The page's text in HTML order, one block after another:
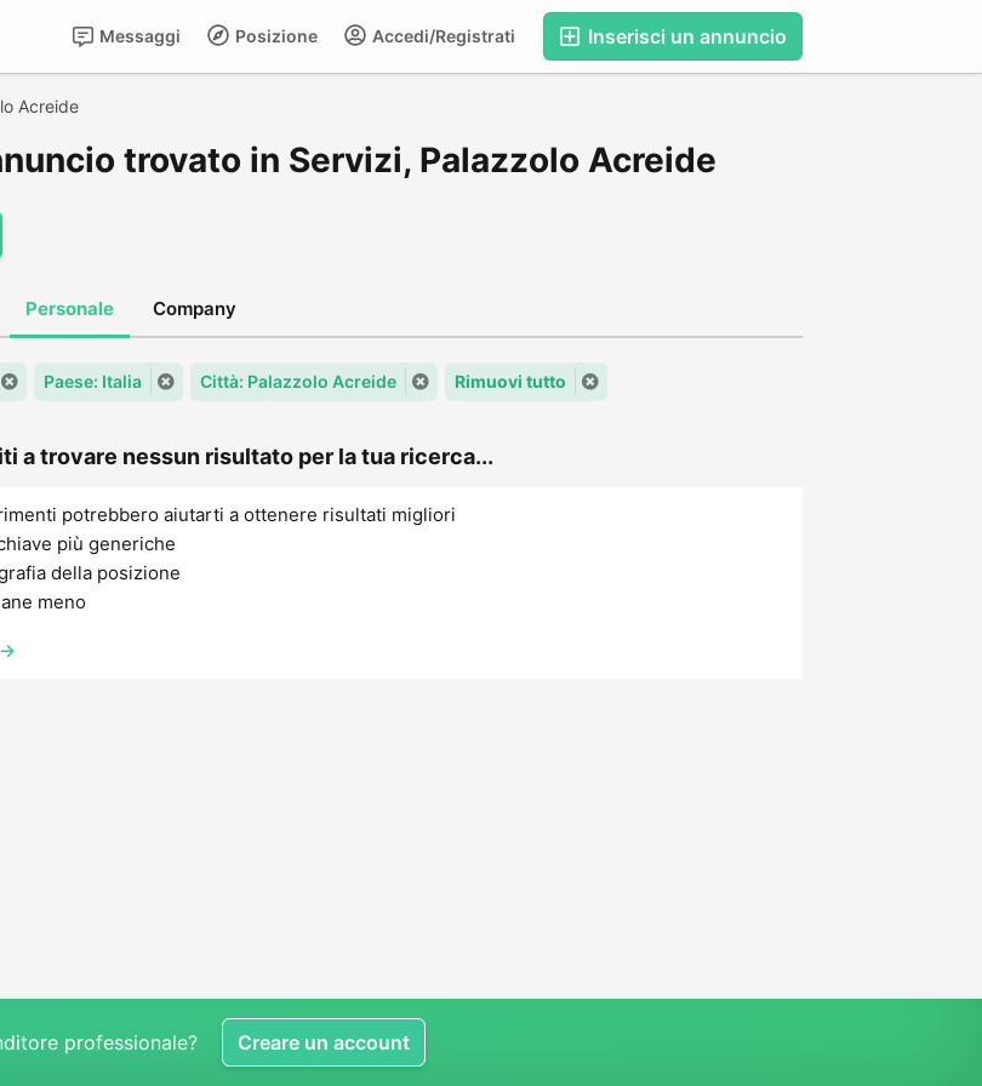
Inserisci un annuncio
Accedi/Registrati
Posizione
Messaggi
Acreide
trovato in Servizi, Palazzolo Acreide
Personale Company
Paese: Italia Città: Palazzolo Acreide Rimuovi tutto
a trovare nessun risultato per la tua ricerca...
potrebbero aiutarti a ottenere risultati migliori
più generiche
della posizione
meno
professionale? Creare un account